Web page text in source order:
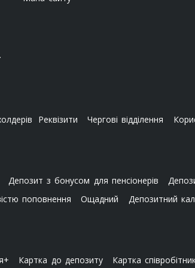
Реквізити Чергові відділення
Депозит з бонусом для пенсіонерів
поповнення
Ощадний Депозитний
Картка до депозиту Картка